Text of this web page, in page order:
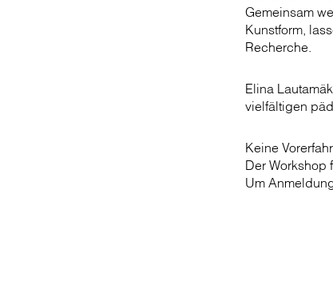
Gemeinsam
Kunstform,
Recherche.
Elina
vielfältigen
Keine
Der Workshop
Um